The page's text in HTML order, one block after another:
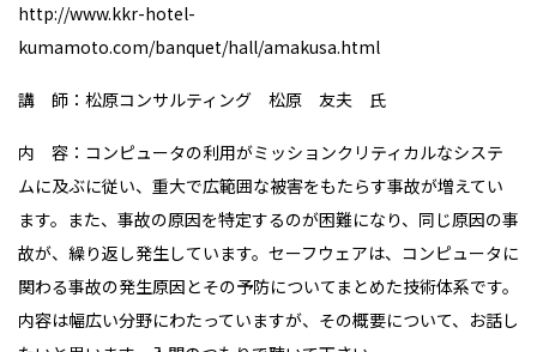
http://www.kkr-hotel-
kumamoto.com/banquet/hall/amakusa.html
講 師：松原コンサルティング 松原 友夫 氏
内 容：コンピュータの利用がミッションクリティカルなシステ
ムに及ぶに従い、重大で広範囲な被害をもたらす事故が増えてい
ます。また、事故の原因を特定するのが困難になり、同じ原因の事
故が、繰り返し発生しています。セーフウェアは、コンピュータに
関わる事故の発生原因とその予防についてまとめた技術体系です。
内容は幅広い分野にわたっていますが、その概要について、お話し